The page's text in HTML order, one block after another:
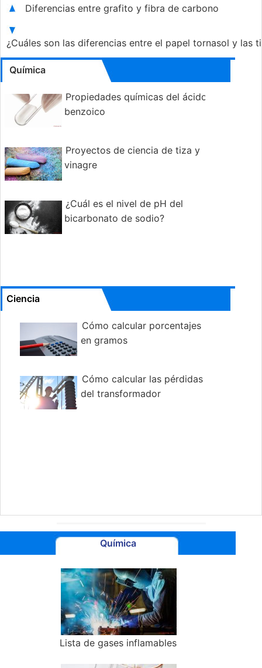
Diferencias entre grafito y fibra de carbono
¿Cuáles son las diferencias entre el papel tornasol y las
Química
Propiedades químicas del ácido
benzoico
Proyectos de ciencia de tiza y
vinagre
¿Cuál es el nivel de pH del
bicarbonato de sodio?
Ciencia
Cómo calcular porcentajes
en gramos
Cómo calcular las pérdidas
del transformador
Química
Lista de gases inflamables